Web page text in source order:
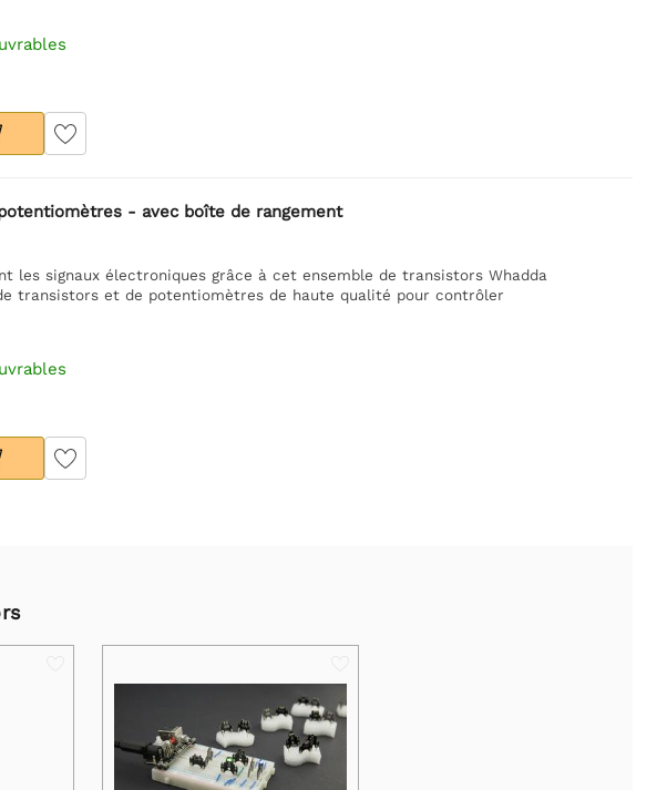
- avec boîte de rangement
les signaux électroniques grâce à cet ensemble de transistors Whadda
transistors et de potentiomètres de haute qualité pour contrôler